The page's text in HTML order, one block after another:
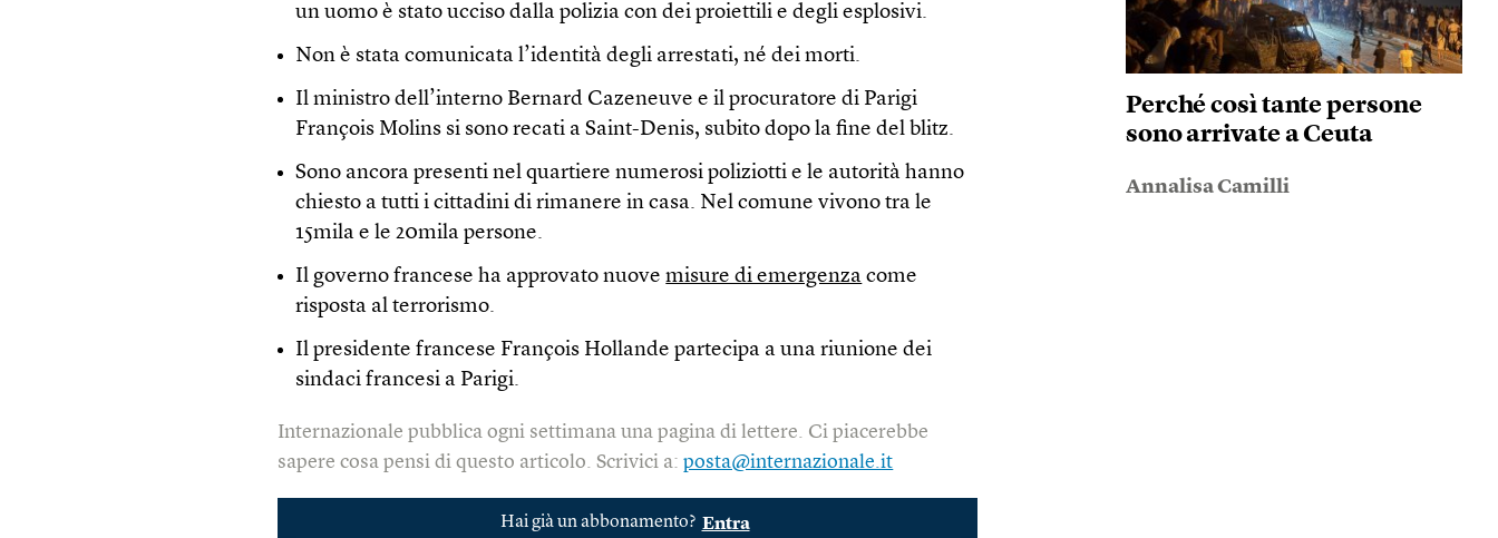
un uomo è stato ucciso dalla polizia con dei proiettili e degli esplosivi.
Non è stata comunicata l’identità degli arrestati, né dei morti.
Il ministro dell’interno Bernard Cazeneuve e il procuratore di Parigi
François Molins si sono recati a Saint-Denis, subito dopo la fine del blitz.
Sono ancora presenti nel quartiere numerosi poliziotti e le autorità hanno
chiesto a tutti i cittadini di rimanere in casa. Nel comune vivono tra le
15mila e le 20mila persone.
Il governo francese ha approvato nuovemisure di emergenza come
risposta al terrorismo.
Il presidente francese François Hollande partecipa a una riunione dei
sindaci francesi a Parigi.
Internazionale pubblica ogni settimana una pagina di lettere. Ci piacerebbe
sapere cosa pensi di questo articolo. Scrivici a:posta@internazionale.it
Perché così tante persone
sono arrivate a Ceuta
Annalisa Camilli